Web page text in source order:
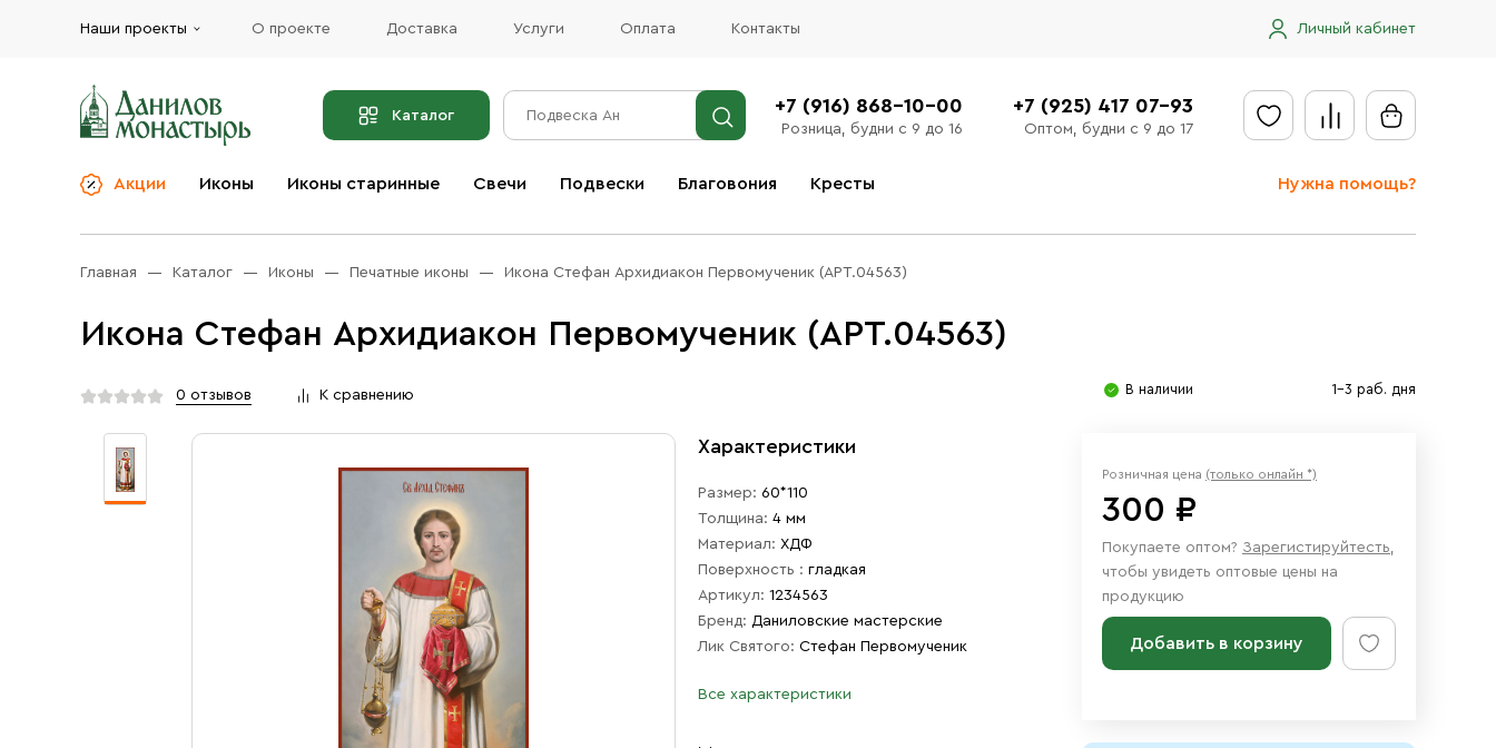
Наши проекты О проекте Доставка Услуги Оплата Контакты Личный кабинет
Каталог +7 (916) 868-10-00
Розница, будни с 9 до 16
+7 (925) 417 07-93
Оптом, будни с 9 до 17
Акции Иконы Иконы старинные Свечи Подвески Благовония Кресты Нужна помощь?
Отправить заявку
Церковная утварь
Иконы
Бренды
Услуги
Главная Каталог Иконы Печатные иконы Икона Стефан Архидиакон Первомученик (АРТ.04563)
Икона Стефан Архидиакон Первомученик (АРТ.04563)
0 отзывов К сравнению В наличии 1-3 раб. дня
Характеристики
Размер: 60*110
Толщина: 4 мм
Материал: ХДФ
Поверхность : гладкая
Артикул: 1234563
Бренд: Даниловские мастерские
Лик Святого: Стефан Первомученик
Все характеристики
Розничная цена (только онлайн *)
300 ₽
Покупаете оптом? Зарегистируйтесть,
чтобы увидеть оптовые цены на
продукцию
Добавить в корзину